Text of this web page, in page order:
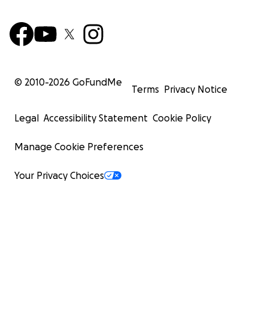
© 2010-2026 GoFundMe
Terms Privacy Notice
Legal Accessibility Statement Cookie Policy
Manage Cookie Preferences
Your Privacy Choices